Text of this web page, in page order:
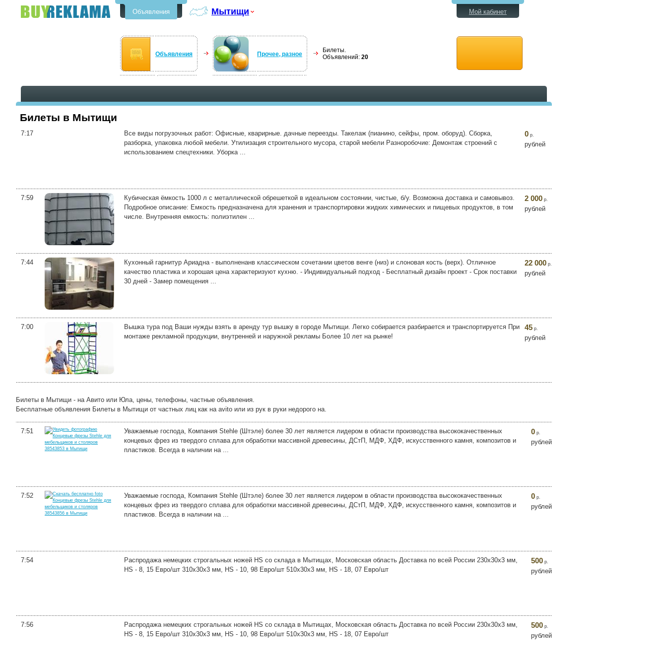
Объявления Мытищи
Объявления Прочее, разное
Билеты.
Объявлений: 20
Мой кабинет
Билеты в Мытищи
7:17
Все виды погрузочных работ: Офисные, кварирные. дачные переезды. Такелаж (пианино, сейфы, пром. оборуд). Сборка,
разборка, упаковка любой мебели. Утилизация строительного мусора, старой мебели Разноробочие: Демонтаж строений с
использованием спецтехники. Уборка ...
0 р.
рублей
7:59
Кубическая ёмкость 1000 л с металлической обрешеткой в идеальном состоянии, чистые, б/у. Возможна доставка и самовывоз.
Подробное описание: Емкость предназначена для хранения и транспортировки жидких химических и пищевых продуктов, в том
числе. Внутренняя емкость: полиэтилен ...
2 000 р.
рублей
7:44
Кухонный гарнитур Ариадна - выполненанв классическом сочетании цветов венге (низ) и слоновая кость (верх). Отличное
качество пластика и хорошая цена характеризуют кухню. - Индивидуальный подход - Бесплатный дизайн проект - Срок поставки
30 дней - Замер помещения ...
22 000 р.
рублей
7:00
Вышка тура под Ваши нужды взять в аренду тур вышку в городе Мытищи. Легко собирается разбирается и транспортируется При
монтаже рекламной продукции, внутренней и наружной рекламы Более 10 лет на рынке!
45 р.
рублей
Билеты в Мытищи - на Авито или Юла, цены, телефоны, частные объявления.
Бесплатные объявления Билеты в Мытищи от частных лиц как на avito или из рук в руки недорого на.
7:51
Уважаемые господа, Компания Stehle (Штэле) более 30 лет является лидером в области производства высококачественных
концевых фрез из твердого сплава для обработки массивной древесины, ДСтП, МДФ, ХДФ, искусственного камня, композитов и
пластиков. Всегда в наличии на ...
0 р.
рублей
7:52
Уважаемые господа, Компания Stehle (Штэле) более 30 лет является лидером в области производства высококачественных
концевых фрез из твердого сплава для обработки массивной древесины, ДСтП, МДФ, ХДФ, искусственного камня, композитов и
пластиков. Всегда в наличии на ...
0 р.
рублей
7:54
Распродажа немецких строгальных ножей HS со склада в Мытищах, Московская область Доставка по всей России 230х30х3 мм,
HS - 8, 15 Евро/шт 310х30х3 мм, HS - 10, 98 Евро/шт 510х30х3 мм, HS - 18, 07 Евро/шт
500 р.
рублей
7:56
Распродажа немецких строгальных ножей HS со склада в Мытищах, Московская область Доставка по всей России 230х30х3 мм,
HS - 8, 15 Евро/шт 310х30х3 мм, HS - 10, 98 Евро/шт 510х30х3 мм, HS - 18, 07 Евро/шт
500 р.
рублей